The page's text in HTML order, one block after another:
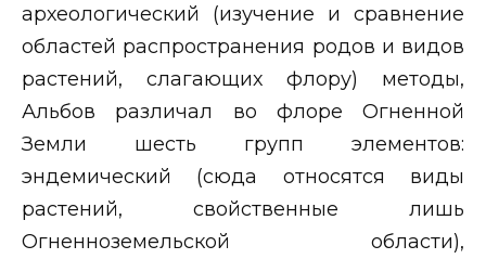
археологический (изучение и сравнение
областей распространения родов и видов
растений, слагающих флору) методы,
Альбов различал во флоре Огненной
Земли шесть групп элементов:
эндемический (сюда относятся виды
растений, свойственные лишь
Огненноземельской области),